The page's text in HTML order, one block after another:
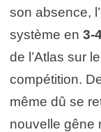
son absence,
système en 3-
de l’Atlas sur
compétition.
même dû se
nouvelle gêne